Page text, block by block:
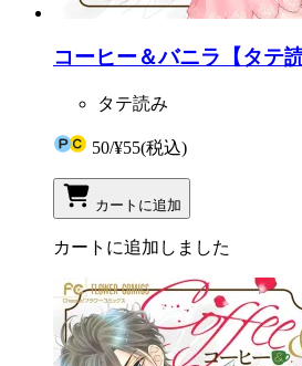
コーヒー＆バニラ【タテ
タテ読み
50/¥55(税込)
カートに追加
カートに追加しました